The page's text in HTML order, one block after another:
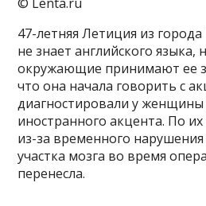
47-летняя Летиция из
не знает английского языка,
окружающие принимают ее
что она начала говорить с
диагностировали у
иностранного акцента. По
из-за временного
участка мозга во время
перенесла.